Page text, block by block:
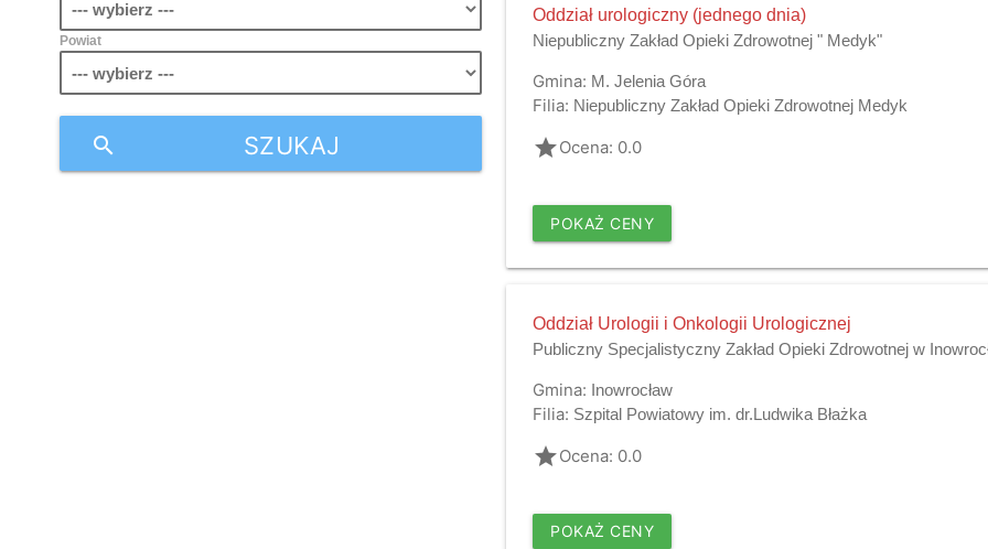
Powiat
SZUKAJ
search
Oddział urologiczny (jednego dnia)
Niepubliczny Zakład Opieki Zdrowotnej " Medyk"
Gmina: M. Jelenia Góra
Filia: Niepubliczny Zakład Opieki Zdrowotnej Medyk
gradeOcena: 0.0
POKAŻ CENY
Oddział Urologii i Onkologii Urologicznej
Publiczny Specjalistyczny Zakład Opieki Zdrowotnej w
Gmina: Inowrocław
Filia: Szpital Powiatowy im. dr.Ludwika Błażka
gradeOcena: 0.0
POKAŻ CENY